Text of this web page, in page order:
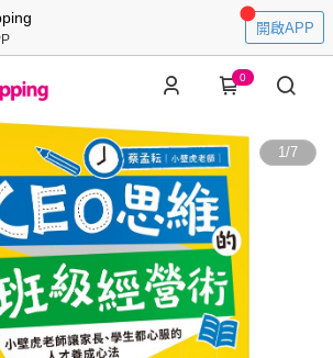
開啟APP
0
1/7